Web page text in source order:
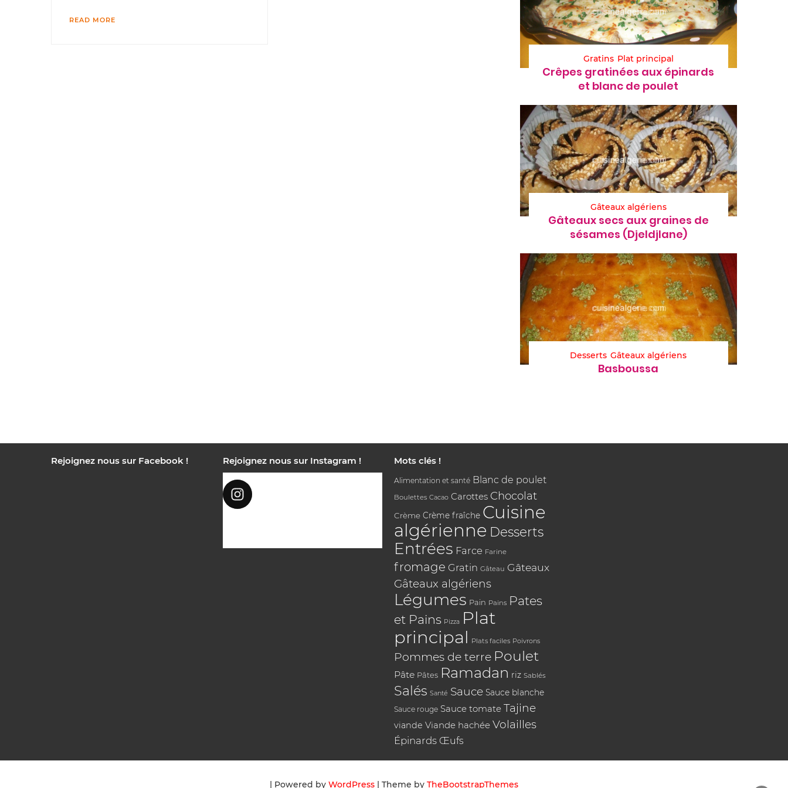
READ MORE
Gratins Plat principal
Crêpes gratinées aux épinards
et blanc de poulet
Gâteaux algériens
Gâteaux secs aux graines de
sésames (Djeldjlane)
Desserts Gâteaux algériens
Basboussa
Rejoignez nous sur Facebook ! Rejoignez nous sur Instagram ! Mots clés !
Alimentation et santé Blanc de poulet
Boulettes Cacao Carottes Chocolat
Crème Crème fraîche Cuisine
algérienne Desserts
Entrées Farce Farine
fromage Gratin Gâteau Gâteaux
Gâteaux algériens
Légumes Pain Pains Pates
et Pains Pizza Plat
principal Plats faciles Poivrons
Pommes de terre Poulet
Pâte Pâtes Ramadan riz Sablés
Salés Santé Sauce Sauce blanche
Sauce rouge Sauce tomate Tajine
viande Viande hachée Volailles
Épinards Œufs
| Powered by WordPress | Theme by TheBootstrapThemes